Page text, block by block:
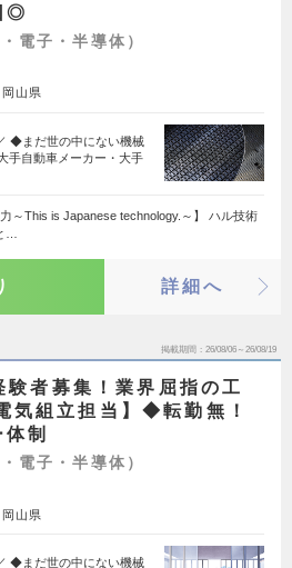
◎
電子・半導体）
岡山県
◆まだ世の中にない機械
手自動車メーカー・大手
力～This is Japanese technology.～】 ハル技術
…
詳細へ
掲載期間 26/08/06～26/08/19
験者募集！業界屈指の工
気組立担当】◆転勤無！
制
電子・半導体）
岡山県
◆まだ世の中にない機械